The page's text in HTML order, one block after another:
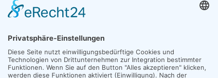
Impressum
Datenschutz
Unexpected Application Error!